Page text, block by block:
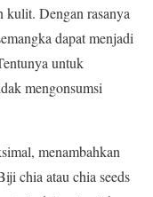
kulit. Dengan rasanya
dapat menjadi
untuk
mengonsumsi
menambahkan
chia atau chia seeds